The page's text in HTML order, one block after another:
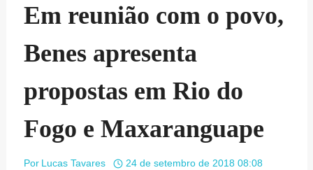
Em reunião com o povo,
Benes apresenta
propostas em Rio do
Fogo e Maxaranguape
Por Lucas Tavares 24 de setembro de 2018 08:08